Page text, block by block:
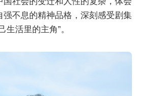
强不息的精神品格，深刻感受剧集
生活里的主角”。